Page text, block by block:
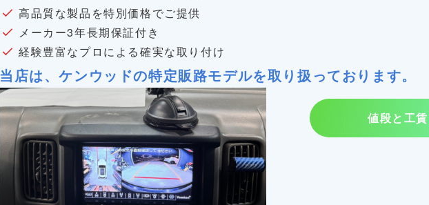
高品質な製品を特別価格でご提供
メーカー3年長期保証付き
経験豊富なプロによる確実な取り付け
当店は、ケンウッドの特定販路モデルを取り扱っております。
値段と工